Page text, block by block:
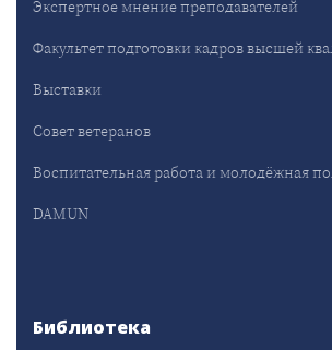
Экспертное мнение преподавателей
Факультет подготовки кадров высшей
Выставки
Совет ветеранов
Воспитательная работа и молодёжная
DAMUN
Библиотека